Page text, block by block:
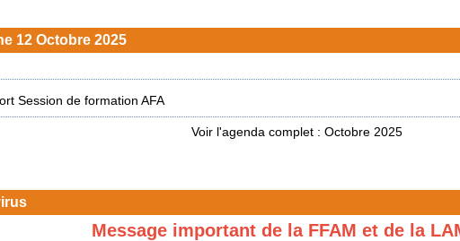
12 Octobre 2025
Session de formation AFA
Voir l'agenda complet : Octobre 2025
Message important de la FFAM et de la